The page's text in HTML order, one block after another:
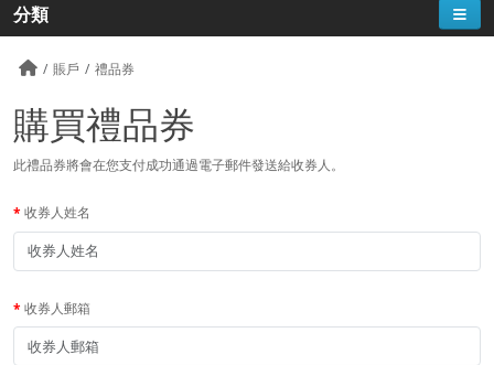
分類
賬戶 禮品券
購買禮品券
此禮品券將會在您支付成功通過電子郵件發送給收券人。
收券人姓名
收券人郵箱